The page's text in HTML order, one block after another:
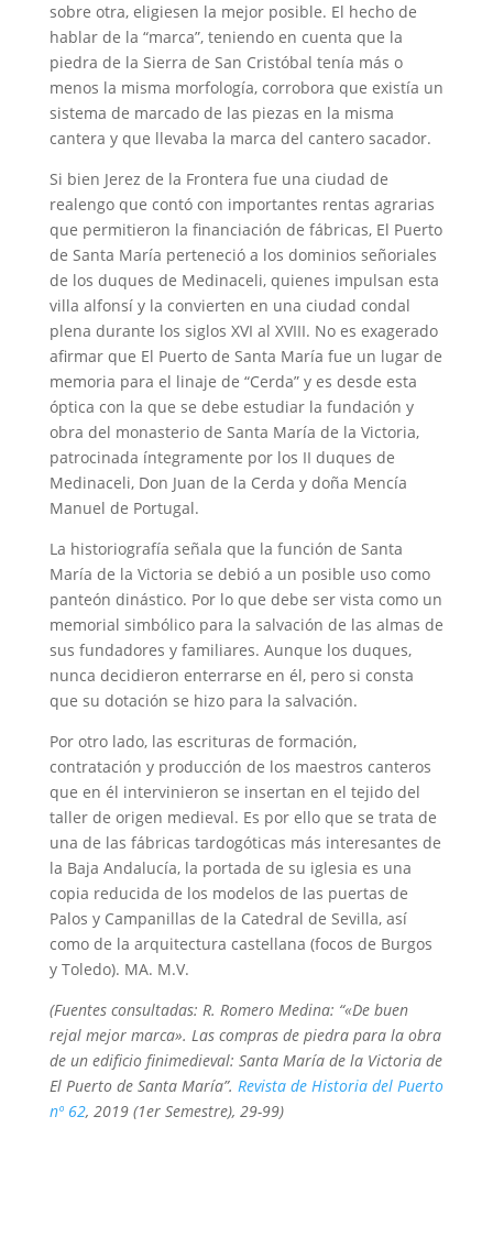
sobre otra, eligiesen la mejor posible. El hecho de
hablar de la “marca”, teniendo en cuenta que la
piedra de la Sierra de San Cristóbal tenía más o
menos la misma morfología, corrobora que existía un
sistema de marcado de las piezas en la misma
cantera y que llevaba la marca del cantero sacador.
Si bien Jerez de la Frontera fue una ciudad de
realengo que contó con importantes rentas agrarias
que permitieron la financiación de fábricas, El Puerto
de Santa María perteneció a los dominios señoriales
de los duques de Medinaceli, quienes impulsan esta
villa alfonsí y la convierten en una ciudad condal
plena durante los siglos XVI al XVIII. No es exagerado
afirmar que El Puerto de Santa María fue un lugar de
memoria para el linaje de “Cerda” y es desde esta
óptica con la que se debe estudiar la fundación y
obra del monasterio de Santa María de la Victoria,
patrocinada íntegramente por los II duques de
Medinaceli, Don Juan de la Cerda y doña Mencía
Manuel de Portugal.
La historiografía señala que la función de Santa
María de la Victoria se debió a un posible uso como
panteón dinástico. Por lo que debe ser vista como un
memorial simbólico para la salvación de las almas de
sus fundadores y familiares. Aunque los duques,
nunca decidieron enterrarse en él, pero si consta
que su dotación se hizo para la salvación.
Por otro lado, las escrituras de formación,
contratación y producción de los maestros canteros
que en él intervinieron se insertan en el tejido del
taller de origen medieval. Es por ello que se trata de
una de las fábricas tardogóticas más interesantes de
la Baja Andalucía, la portada de su iglesia es una
copia reducida de los modelos de las puertas de
Palos y Campanillas de la Catedral de Sevilla, así
como de la arquitectura castellana (focos de Burgos
y Toledo). MA. M.V.
(Fuentes consultadas: R. Romero Medina: “«De buen
rejal mejor marca». Las compras de piedra para la obra
de un edificio finimedieval: Santa María de la Victoria de
El Puerto de Santa María”. Revista de Historia del Puerto
nº 62, 2019 (1er Semestre), 29-99)